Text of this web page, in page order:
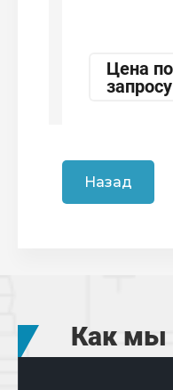
Цена по
запросу
Назад
Как мы